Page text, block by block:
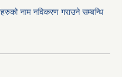
नाम नविकरण गराउने सम्बन्धि